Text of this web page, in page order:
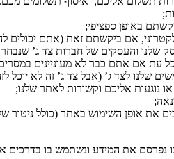
שלנו והעסקים של חברות צד ג’
עת אם אתם כבר לא מעוניינים
נפרסם את המידע ונשתמש בו בדרכים